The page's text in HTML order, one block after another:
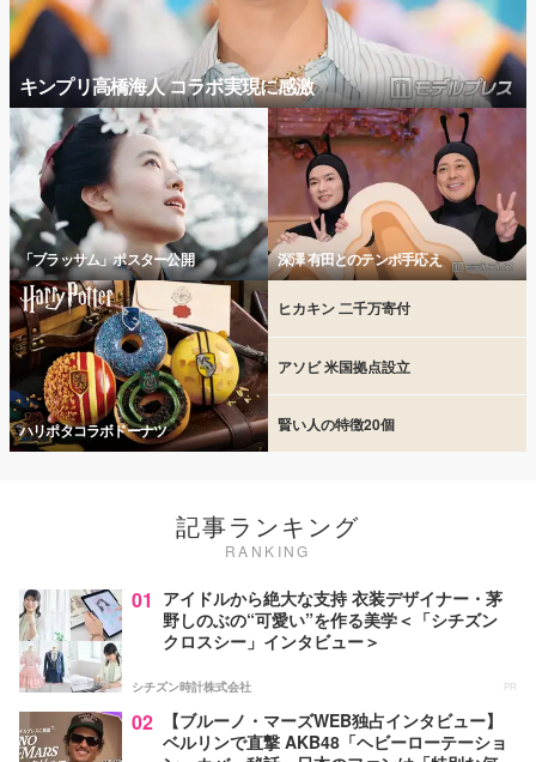
キンプリ高橋海人 コラボ実現に感激
「ブラッサム」ポスター公開 深澤 有田とのテンポ手応え
ハリポタコラボドーナツ
ヒカキン 二千万寄付
アソビ 米国拠点設立
賢い人の特徴20個
記事ランキング
RANKING
01 アイドルから絶大な支持 衣装デザイナー・茅
野しのぶの“可愛い”を作る美学＜「シチズン
クロスシー」インタビュー＞
シチズン時計株式会社 PR
02
【ブルーノ・マーズWEB独占インタビュー】
ベルリンで直撃 AKB48「ヘビーローテーショ